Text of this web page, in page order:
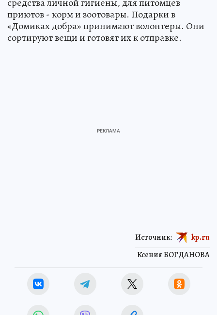
приютов - корм и зоотовары. Подарки в
«Домиках добра» принимают волонтеры. Они
сортируют вещи и готовят их к отправке.
Ксения БОГДАНОВА
Источник: kp.ru